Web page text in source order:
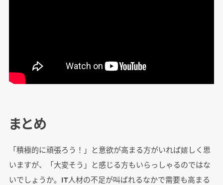
まとめ
「積極的に頑張ろう！」と意欲が高まる方がいれば嬉しく思
いますが、「大変そう」と感じる方もいらっしゃるのではな
いでしょうか。IT人材の不足が叫ばれるなかで需要も高まる